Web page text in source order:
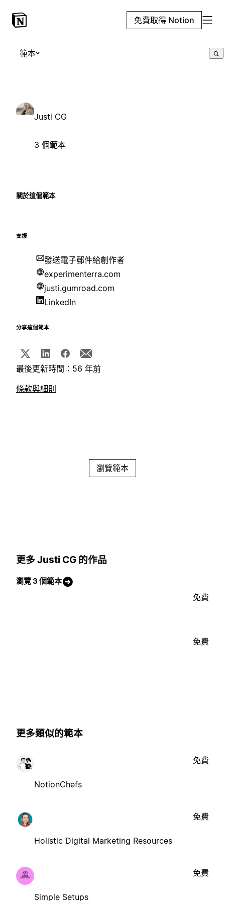
免費取得 Notion
範本
Justi CG
3 個範本
關於這個範本
支援
發送電子郵件給創作者
experimenterra.com
justi.gumroad.com
LinkedIn
分享這個範本
最後更新時間：56 年前
條款與細則
瀏覽範本
更多 Justi CG 的作品
瀏覽 3 個範本
免費
免費
更多類似的範本
NotionChefs
免費
Holistic Digital Marketing Resources
免費
Simple Setups
免費